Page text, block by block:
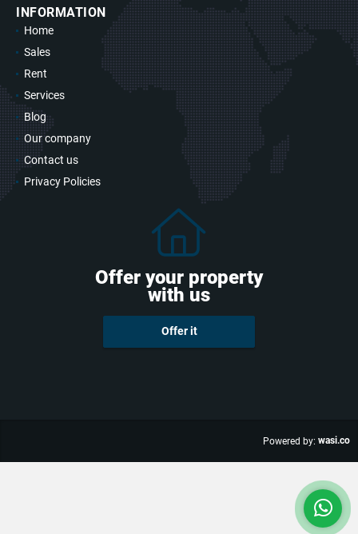
INFORMATION
Home
Sales
Rent
Services
Blog
Our company
Contact us
Privacy Policies
Offer your property
with us
Offer it
Powered by: wasi.co